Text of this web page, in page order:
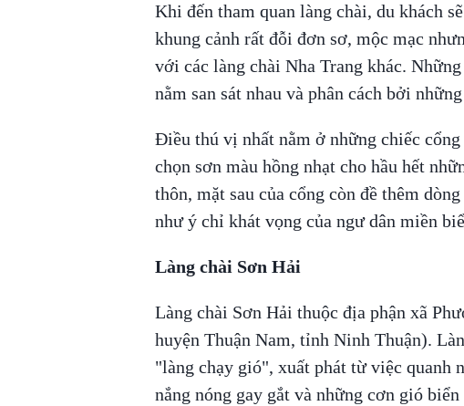
Khi đến tham quan làng chài, du khách
khung cảnh rất đỗi đơn sơ, mộc mạc
với các làng chài Nha Trang khác.
nằm san sát nhau và phân cách bởi
Điều thú vị nhất nằm ở những chiếc
chọn sơn màu hồng nhạt cho hầu hết
thôn, mặt sau của cổng còn đề thêm
như ý chỉ khát vọng của ngư dân miền
Làng chài Sơn Hải
Làng chài Sơn Hải thuộc địa phận xã
huyện Thuận Nam, tỉnh Ninh Thuận).
"làng chạy gió", xuất phát từ việc quanh
nắng nóng gay gắt và những cơn gió